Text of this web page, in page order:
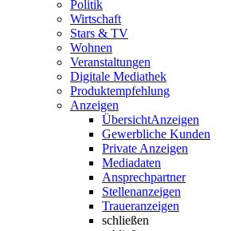
Politik
Wirtschaft
Stars & TV
Wohnen
Veranstaltungen
Digitale Mediathek
Produktempfehlung
Anzeigen
ÜbersichtAnzeigen
Gewerbliche Kunden
Private Anzeigen
Mediadaten
Ansprechpartner
Stellenanzeigen
Traueranzeigen
schließen